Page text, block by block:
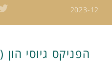
2023-12
הפניקס גיוסי הון (2009) בע"מ